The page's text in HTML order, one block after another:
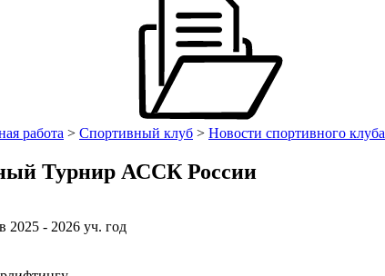
работа > Спортивный клуб > Новости спортивного клуба
Турнир АССК России
2025 - 2026 уч. год